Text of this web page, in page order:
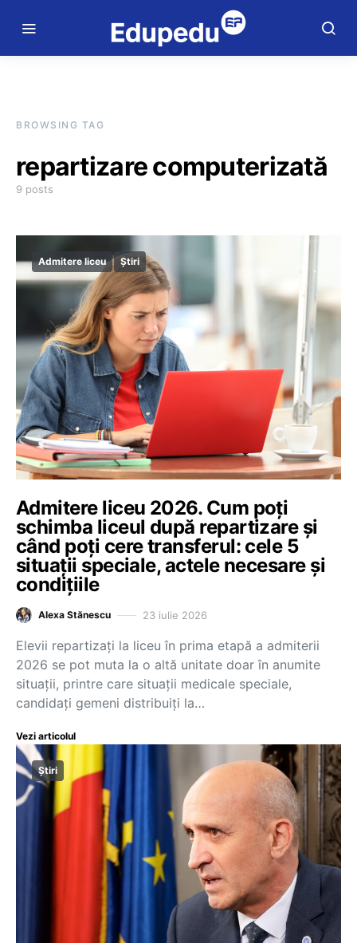
BROWSING TAG
repartizare computerizată
9 posts
Admitere liceu Știri
Admitere liceu 2026. Cum poți
schimba liceul după repartizare și
când poți cere transferul: cele 5
situații speciale, actele necesare și
condițiile
Alexa Stănescu 23 iulie 2026
Elevii repartizați la liceu în prima etapă a admiterii
2026 se pot muta la o altă unitate doar în anumite
situații, printre care situații medicale speciale,
candidați gemeni distribuiți la…
Vezi articolul
Știri